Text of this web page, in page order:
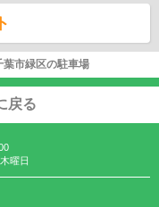
葉市緑区の駐車場
戻る
曜日